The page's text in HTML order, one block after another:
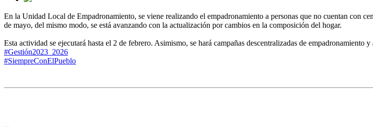
En la Unidad Local de Empadronamiento, se viene realizando el empadronamiento a personas que no cuentan con
de mayo, del mismo modo, se está avanzando con la actualización por cambios en la composición del hogar.
Esta actividad se ejecutará hasta el 2 de febrero. Asimismo, se hará campañas descentralizadas de
#Gestión2023_2026
#SiempreConElPueblo